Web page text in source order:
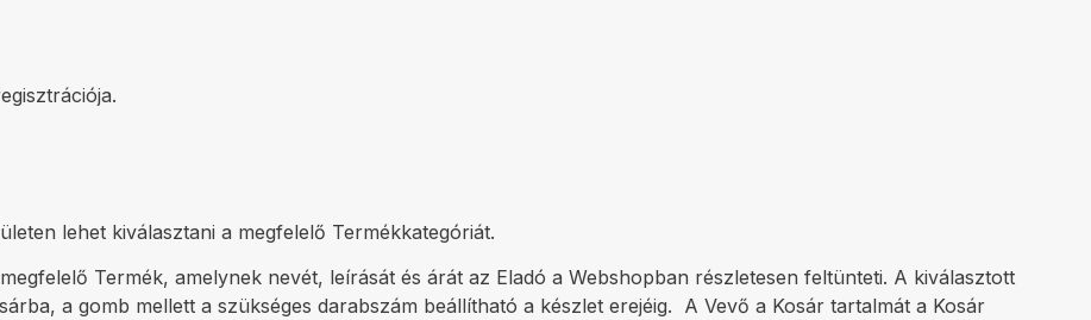
lehet kiválasztani a megfelelő Termékkategóriát.
Termék, amelynek nevét, leírását és árát az Eladó a Webshopban részletesen feltünteti. A kiválasztott
a gomb mellett a szükséges darabszám beállítható a készlet erejéig. A Vevő a Kosár tartalmát a Kosár